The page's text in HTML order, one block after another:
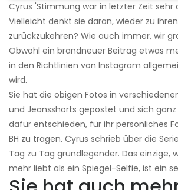
Cyrus 'Stimmung war in letzter Zeit sehr
Vielleicht denkt sie daran, wieder zu
zurückzukehren? Wie auch immer, wir
Obwohl ein brandneuer Beitrag etwas
in den Richtlinien von Instagram
wird.
Sie hat die obigen Fotos in
und Jeansshorts gepostet und sich
dafür entschieden, für ihr persönliches
BH zu tragen. Cyrus schrieb über die
Tag zu Tag grundlegender. Das einzige,
mehr liebt als ein Spiegel-Selfie, ist ein